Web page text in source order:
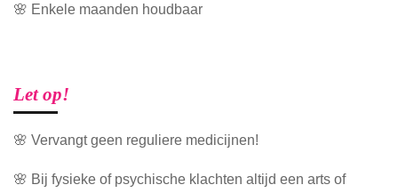
🌸 Enkele maanden houdbaar
Let op!
🌸 Vervangt geen reguliere medicijnen!
🌸 Bij fysieke of psychische klachten altijd een arts of